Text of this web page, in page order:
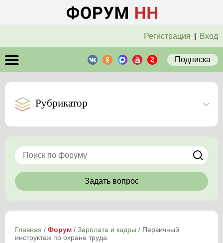
Регистрация Вход
Подписка
Рубрикатор
Задать вопрос
Главная / Форум / Зарплата и кадры / Первичный
инструктаж по охране труда